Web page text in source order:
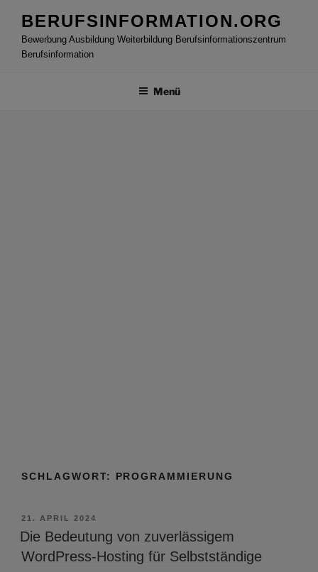
Inhalt
springen
BERUFSINFORMATION.ORG
Bewerbung Ausbildung Weiterbildung Berufsinformationszentrum
Berufsinformation
Menü
SCHLAGWORT: PROGRAMMIERUNG
VERÖFFENTLICHT
AM
21. APRIL 2024
Die Bedeutung von zuverlässigem
WordPress-Hosting für Selbstständige